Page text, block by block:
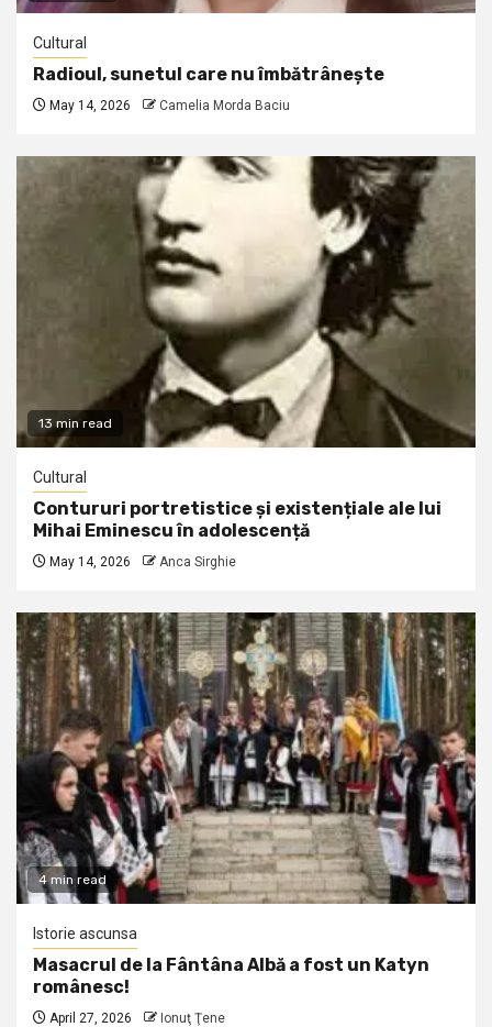
Cultural
Radioul, sunetul care nu îmbătrânește
May 14, 2026 Camelia Morda Baciu
13 min read
Cultural
Contururi portretistice și existențiale ale lui
Mihai Eminescu în adolescență
May 14, 2026 Anca Sirghie
4 min read
Istorie ascunsa
Masacrul de la Fântâna Albă a fost un Katyn
românesc!
April 27, 2026 Ionuţ Ţene